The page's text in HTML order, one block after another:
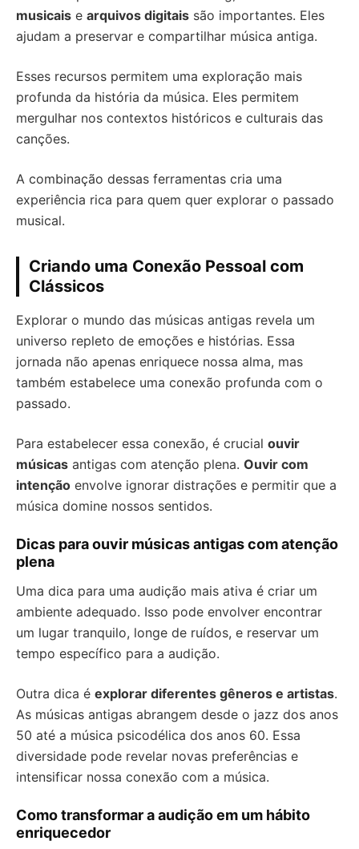
musicais e arquivos digitais são importantes. Eles
ajudam a preservar e compartilhar música antiga.
Esses recursos permitem uma exploração mais
profunda da história da música. Eles permitem
mergulhar nos contextos históricos e culturais das
canções.
A combinação dessas ferramentas cria uma
experiência rica para quem quer explorar o passado
musical.
Criando uma Conexão Pessoal com
Clássicos
Explorar o mundo das músicas antigas revela um
universo repleto de emoções e histórias. Essa
jornada não apenas enriquece nossa alma, mas
também estabelece uma conexão profunda com o
passado.
Para estabelecer essa conexão, é crucial ouvir
músicas antigas com atenção plena. Ouvir com
intenção envolve ignorar distrações e permitir que a
música domine nossos sentidos.
Dicas para ouvir músicas antigas com atenção
plena
Uma dica para uma audição mais ativa é criar um
ambiente adequado. Isso pode envolver encontrar
um lugar tranquilo, longe de ruídos, e reservar um
tempo específico para a audição.
Outra dica é explorar diferentes gêneros e artistas.
As músicas antigas abrangem desde o jazz dos anos
50 até a música psicodélica dos anos 60. Essa
diversidade pode revelar novas preferências e
intensificar nossa conexão com a música.
Como transformar a audição em um hábito
enriquecedor